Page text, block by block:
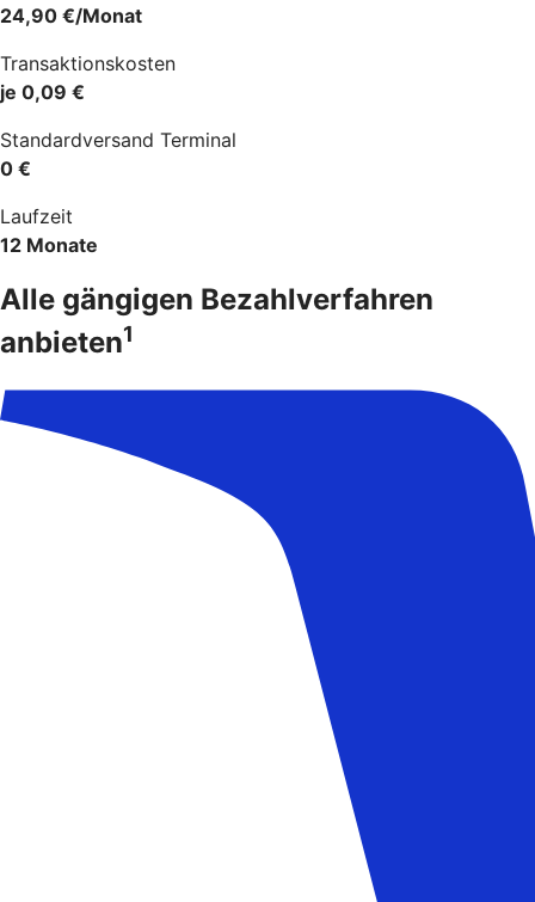
24,90 €/Monat
Transaktionskosten
je 0,09 €
Standardversand Terminal
0 €
Laufzeit
12 Monate
Alle gängigen Bezahlverfahren
anbieten1